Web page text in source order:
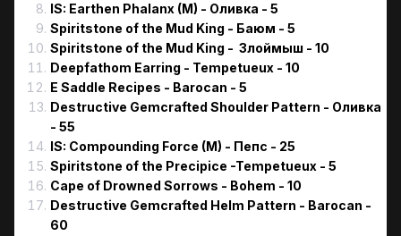
IS: Earthen Phalanx (M) - Оливка - 5
Spiritstone of the Mud King - Баюм - 5
Spiritstone of the Mud King - Злоймыш - 10
Deepfathom Earring - Tempetueux - 10
E Saddle Recipes - Barocan - 5
Destructive Gemcrafted Shoulder Pattern - Оливка
- 55
IS: Compounding Force (M) - Пепс - 25
Spiritstone of the Precipice -Tempetueux - 5
Cape of Drowned Sorrows - Bohem - 10
Destructive Gemcrafted Helm Pattern - Barocan -
60